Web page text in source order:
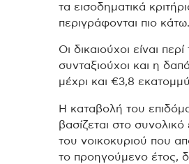
τα εισοδηματικά
περιγράφονται πιο κάτω.
Οι δικαιούχοι είναι περί
συνταξιούχοι και η
μέχρι και €3,8
Η καταβολή του
βασίζεται στο
του νοικοκυριού που
το προηγούμενο έτος,